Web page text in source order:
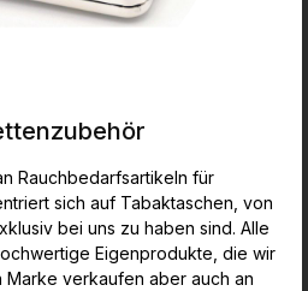
Rauchbedarfsartikeln für
sich auf Tabaktaschen, von
bei uns zu haben sind. Alle
Eigenprodukte, die wir
verkaufen aber auch an